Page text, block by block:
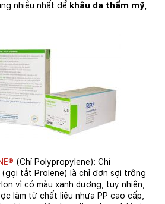
nhiều nhất để khâu da thẩm mỹ,
(Chỉ Polypropylene): Chỉ
(gọi tắt Prolene) là chỉ đơn sợi trông
vì có màu xanh dương, tuy nhiên,
làm từ chất liệu nhựa PP cao cấp,